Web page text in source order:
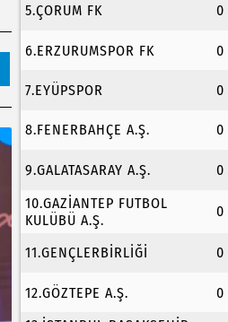
5.ÇORUM FK 0
6.ERZURUMSPOR FK 0
7.EYÜPSPOR 0
8.FENERBAHÇE A.Ş. 0
9.GALATASARAY A.Ş. 0
10.GAZİANTEP FUTBOL
KULÜBÜ A.Ş.
0
11.GENÇLERBİRLİĞİ 0
12.GÖZTEPE A.Ş. 0